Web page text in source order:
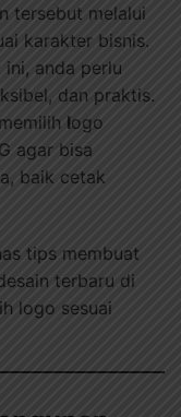
tersebut melalui
karakter bisnis.
anda perlu
dan praktis.
logo
agar bisa
baik cetak
tips membuat
terbaru di
logo sesuai